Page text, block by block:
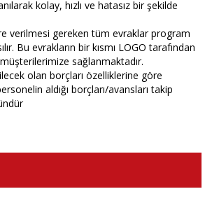
kolay, hızlı ve hatasız bir şekilde
verilmesi gereken tüm evraklar program
Bu evrakların bir kısmı LOGO tarafından
sağlanmaktadır.
olan borçları özelliklerine göre
aldığı borçları/avansları takip